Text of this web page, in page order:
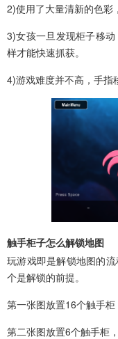
2)使用了大量清新的色彩
3)女孩一旦发现柜子移
样才能快速抓获。
4)游戏难度并不高，手指
触手柜子怎么解锁地图
玩游戏即是解锁地图的
个是解锁的前提。
第一张图放置16个触手
第二张图放置6个触手柜